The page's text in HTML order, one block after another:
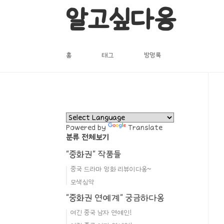
알고싶다옹
홈 태그 방명록
Powered by Translate
분류 전체보기
"중화권" 작품들
중국 드라마 영화 리뷰이다옹~
모색심약
"중화권 연예계" 궁금하다옹
여긴 중국 남자 연예인!